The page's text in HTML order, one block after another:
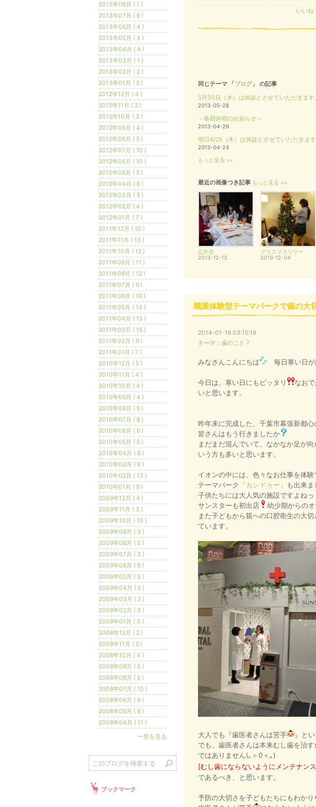
いいね
同じテーマ 「ブログ」 の記事
5月30日（木）は休診とさせていただきます
2013-05-28
～春期休暇のお知らせ～
2013-04-26
明日4/25（木）は休診とさせていただきます
2013-04-24
もっと見る >>
最近の画像つき記事 もっと見る >>
忘年会
2013-12-13
クリスマスツリー
2013-12-04
職業体験型テーマパークで歯の大
2014-01-16 03:15:19
テーマ： 歯のこと
みなさんこんにちは 毎日寒い日が
今日は、寒い日にもピッタリ
なお
いと思います。
昨年末に完成した、千葉市幕張新都心
皆さんはもう行きましたか
まだまだ混んでいて、なかなか足が
いう方も多いと思います。
イオンの中には、色々なお仕事を体
テーマパーク 『カンドゥー』 も出来ま
子供たちには大人気の施設ですよねっ
サンスターも初出店
幼少期からのオ
また子どもから親への口腔衛生の大
ています。
大人でも『歯医者さんは苦手
』と
でも、歯医者さんは本来むし歯を治
ではありません(｡＞0＜｡)
[むし歯にならないようにメンテナン
であるべき、と思います。
予防の大切さを子どもたちにもわかり
2013年08月 ( 1 )
2013年07月 ( 6 )
2013年06月 ( 4 )
2013年05月 ( 4 )
2013年04月 ( 4 )
2013年03月 ( 1 )
2013年02月 ( 2 )
2013年01月 ( 2 )
2012年12月 ( 4 )
2012年11月 ( 2 )
2012年10月 ( 3 )
2012年09月 ( 4 )
2012年08月 ( 5 )
2012年07月 ( 10 )
2012年06月 ( 10 )
2012年05月 ( 5 )
2012年04月 ( 6 )
2012年03月 ( 5 )
2012年02月 ( 4 )
2012年01月 ( 7 )
2011年12月 ( 10 )
2011年11月 ( 13 )
2011年10月 ( 12 )
2011年09月 ( 11 )
2011年08月 ( 12 )
2011年07月 ( 6 )
2011年06月 ( 19 )
2011年05月 ( 14 )
2011年04月 ( 15 )
2011年03月 ( 15 )
2011年02月 ( 9 )
2011年01月 ( 7 )
2010年12月 ( 5 )
2010年11月 ( 4 )
2010年10月 ( 4 )
2010年09月 ( 4 )
2010年08月 ( 5 )
2010年07月 ( 8 )
2010年06月 ( 6 )
2010年05月 ( 5 )
2010年04月 ( 8 )
2010年03月 ( 6 )
2010年02月 ( 13 )
2010年01月 ( 9 )
2009年12月 ( 4 )
2009年11月 ( 3 )
2009年10月 ( 10 )
2009年09月 ( 3 )
2009年08月 ( 5 )
2009年07月 ( 3 )
2009年06月 ( 9 )
2009年05月 ( 3 )
2009年04月 ( 5 )
2009年03月 ( 2 )
2009年02月 ( 3 )
2009年01月 ( 3 )
2008年12月 ( 2 )
2008年11月 ( 5 )
2008年10月 ( 4 )
2008年09月 ( 5 )
2008年08月 ( 5 )
2008年07月 ( 10 )
2008年06月 ( 9 )
2008年05月 ( 8 )
2008年04月 ( 11 )
一覧を見る
ブックマーク